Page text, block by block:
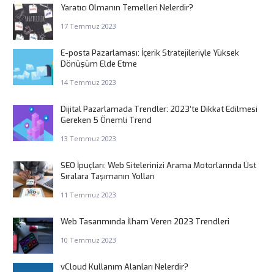
Yaratıcı Olmanın Temelleri Nelerdir?
17 Temmuz 2023
E-posta Pazarlaması: İçerik Stratejileriyle Yüksek
Dönüşüm Elde Etme
14 Temmuz 2023
Dijital Pazarlamada Trendler: 2023’te Dikkat Edilmesi
Gereken 5 Önemli Trend
13 Temmuz 2023
SEO İpuçları: Web Sitelerinizi Arama Motorlarında Üst
Sıralara Taşımanın Yolları
11 Temmuz 2023
Web Tasarımında İlham Veren 2023 Trendleri
10 Temmuz 2023
vCloud Kullanım Alanları Nelerdir?